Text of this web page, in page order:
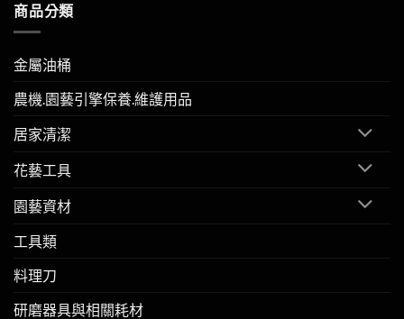
商品分類
金屬油桶
農機.園藝引擎保養.維護用品
居家清潔
花藝工具
園藝資材
工具類
料理刀
研磨器具與相關耗材